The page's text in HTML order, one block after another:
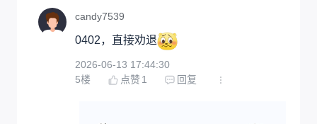
candy7539
0402，直接劝退
2026-06-13 17:44:30
5楼 点赞 1 回复